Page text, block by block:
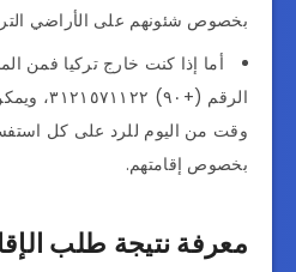
بخصوص شئونهم على الأراضي
أما إذا كنت خارج تركيا فمن
الرقم (+٩٠)
وقت من اليوم للرد على كل
بخصوص إقامتهم.
معرفة نتيجة طلب